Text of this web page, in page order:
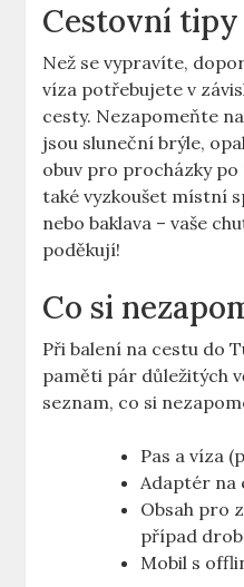
Cestovní tipy
Než se vypravíte,
víza potřebujete v
cesty. Nezapomeňte
jsou sluneční brýle,
obuv pro procházky po
také vyzkoušet místní
nebo baklava – vaše
poděkují!
Co si
Při balení na cestu do
paměti pár důležitých
seznam, co si
Pas a víza
Adaptér na
Obsah pro
případ
Mobil s